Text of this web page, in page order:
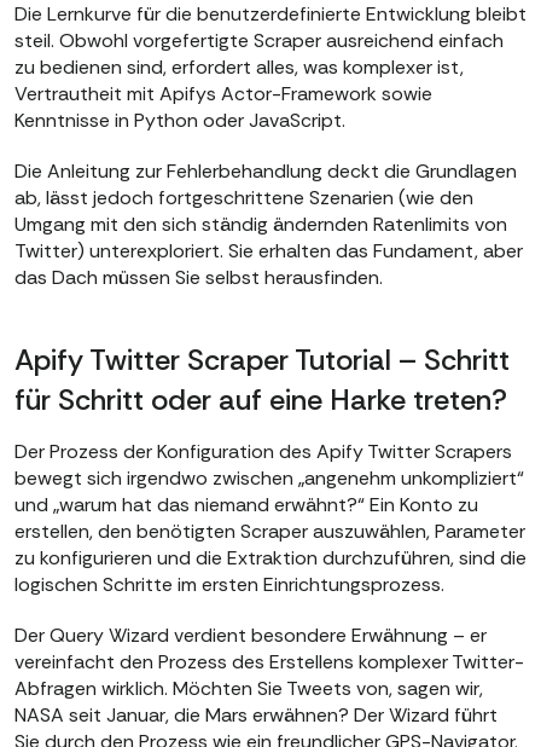
Die Lernkurve für die benutzerdefinierte Entwicklung bleibt
steil. Obwohl vorgefertigte Scraper ausreichend einfach
zu bedienen sind, erfordert alles, was komplexer ist,
Vertrautheit mit Apifys Actor-Framework sowie
Kenntnisse in Python oder JavaScript.
Die Anleitung zur Fehlerbehandlung deckt die Grundlagen
ab, lässt jedoch fortgeschrittene Szenarien (wie den
Umgang mit den sich ständig ändernden Ratenlimits von
Twitter) unterexploriert. Sie erhalten das Fundament, aber
das Dach müssen Sie selbst herausfinden.
Apify Twitter Scraper Tutorial – Schritt
für Schritt oder auf eine Harke treten?
Der Prozess der Konfiguration des Apify Twitter Scrapers
bewegt sich irgendwo zwischen „angenehm unkompliziert“
und „warum hat das niemand erwähnt?“ Ein Konto zu
erstellen, den benötigten Scraper auszuwählen, Parameter
zu konfigurieren und die Extraktion durchzuführen, sind die
logischen Schritte im ersten Einrichtungsprozess.
Der Query Wizard verdient besondere Erwähnung – er
vereinfacht den Prozess des Erstellens komplexer Twitter-
Abfragen wirklich. Möchten Sie Tweets von, sagen wir,
NASA seit Januar, die Mars erwähnen? Der Wizard führt